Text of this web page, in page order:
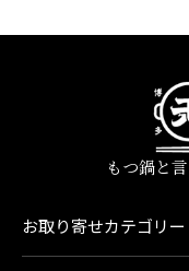
もつ鍋と
お取り寄せカテゴリー